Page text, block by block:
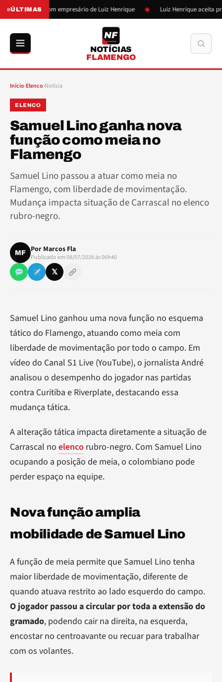
ÚLTIMAS
se reúne com empresário de Luiz Henrique Luiz Henrique aceita
NF
NOTÍCIAS
FLAMENGO
Início›Elenco›Notícia
ELENCO
Samuel Lino ganha nova
função como meia no
Flamengo
Samuel Lino passou a atuar como meia no
Flamengo, com liberdade de movimentação.
Mudança impacta situação de Carrascal no elenco
rubro-negro.
MF Por Marcos Fla
Publicado em 08/07/2026 às 06h40
𝕏
Samuel Lino ganhou uma nova função no esquema
tático do Flamengo, atuando como meia com
liberdade de movimentação por todo o campo. Em
vídeo do Canal S1 Live (YouTube), o jornalista André
analisou o desempenho do jogador nas partidas
contra Curitiba e Riverplate, destacando essa
mudança tática.
A alteração tática impacta diretamente a situação de
Carrascal no elenco rubro-negro. Com Samuel Lino
ocupando a posição de meia, o colombiano pode
perder espaço na equipe.
Nova função amplia
mobilidade de Samuel Lino
A função de meia permite que Samuel Lino tenha
maior liberdade de movimentação, diferente de
quando atuava restrito ao lado esquerdo do campo.
O jogador passou a circular por toda a extensão do
gramado, podendo cair na direita, na esquerda,
encostar no centroavante ou recuar para trabalhar
com os volantes.